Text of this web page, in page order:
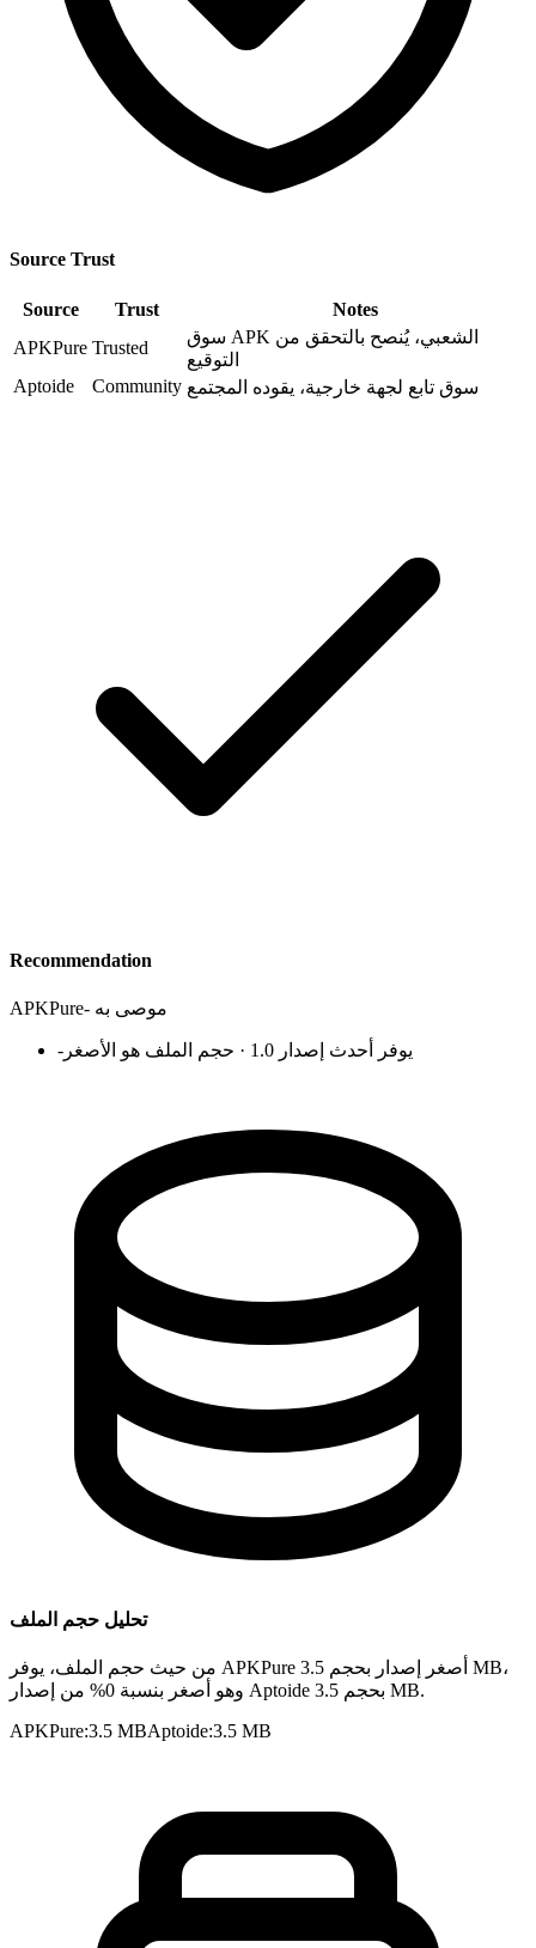
Source Trust
Source Trust
Notes
APKPure Trusted
سوق APK الشعبي، يُنصح بالتحقق من
التوقيع
Aptoide
Community سوق تابع لجهة خارجية، يقوده المجتمع
Recommendation
APKPure- موصى به
- يوفر أحدث إصدار 1.0 · حجم الملف هو الأصغر
تحليل حجم الملف
من حيث حجم الملف، يوفر APKPure أصغر إصدار بحجم 3.5 MB،
وهو أصغر بنسبة 0% من إصدار Aptoide بحجم 3.5 MB.
APKPure:3.5 MBAptoide:3.5 MB